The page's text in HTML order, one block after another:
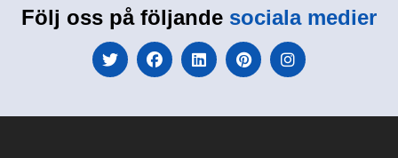
Följ oss på följande sociala medier